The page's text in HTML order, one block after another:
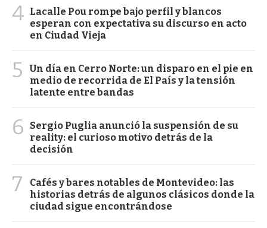
4 Lacalle Pou rompe bajo perfil y blancos
esperan con expectativa su discurso en acto
en Ciudad Vieja
5
Un día en Cerro Norte: un disparo en el pie en
medio de recorrida de El País y la tensión
latente entre bandas
6
Sergio Puglia anunció la suspensión de su
reality: el curioso motivo detrás de la
decisión
7
Cafés y bares notables de Montevideo: las
historias detrás de algunos clásicos donde la
ciudad sigue encontrándose